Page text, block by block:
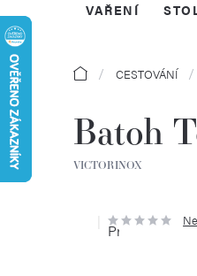
VAŘENÍ
DomůCESTOVÁNÍ
Batoh
VICTORINOX
Průměrné
hodnocení